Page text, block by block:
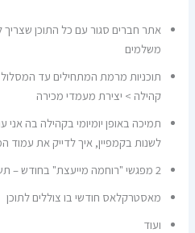
אתר חברים סגור עם כל התוכן
משלמים
תוכניות מרמת המתחילים עד המסלול
קהילה > יצירת מעמדי מכירה
תמיכה באופן יומיומי בקהילה בה
לשנות בקמפיין, איך לדייק את עמוד
2 מפגשי "רוחמה מייעצת" בחודש – תשובות אישיות ומעמיקות
מאסטרקלאס חודשי בו צוללים לתוכן
ועוד